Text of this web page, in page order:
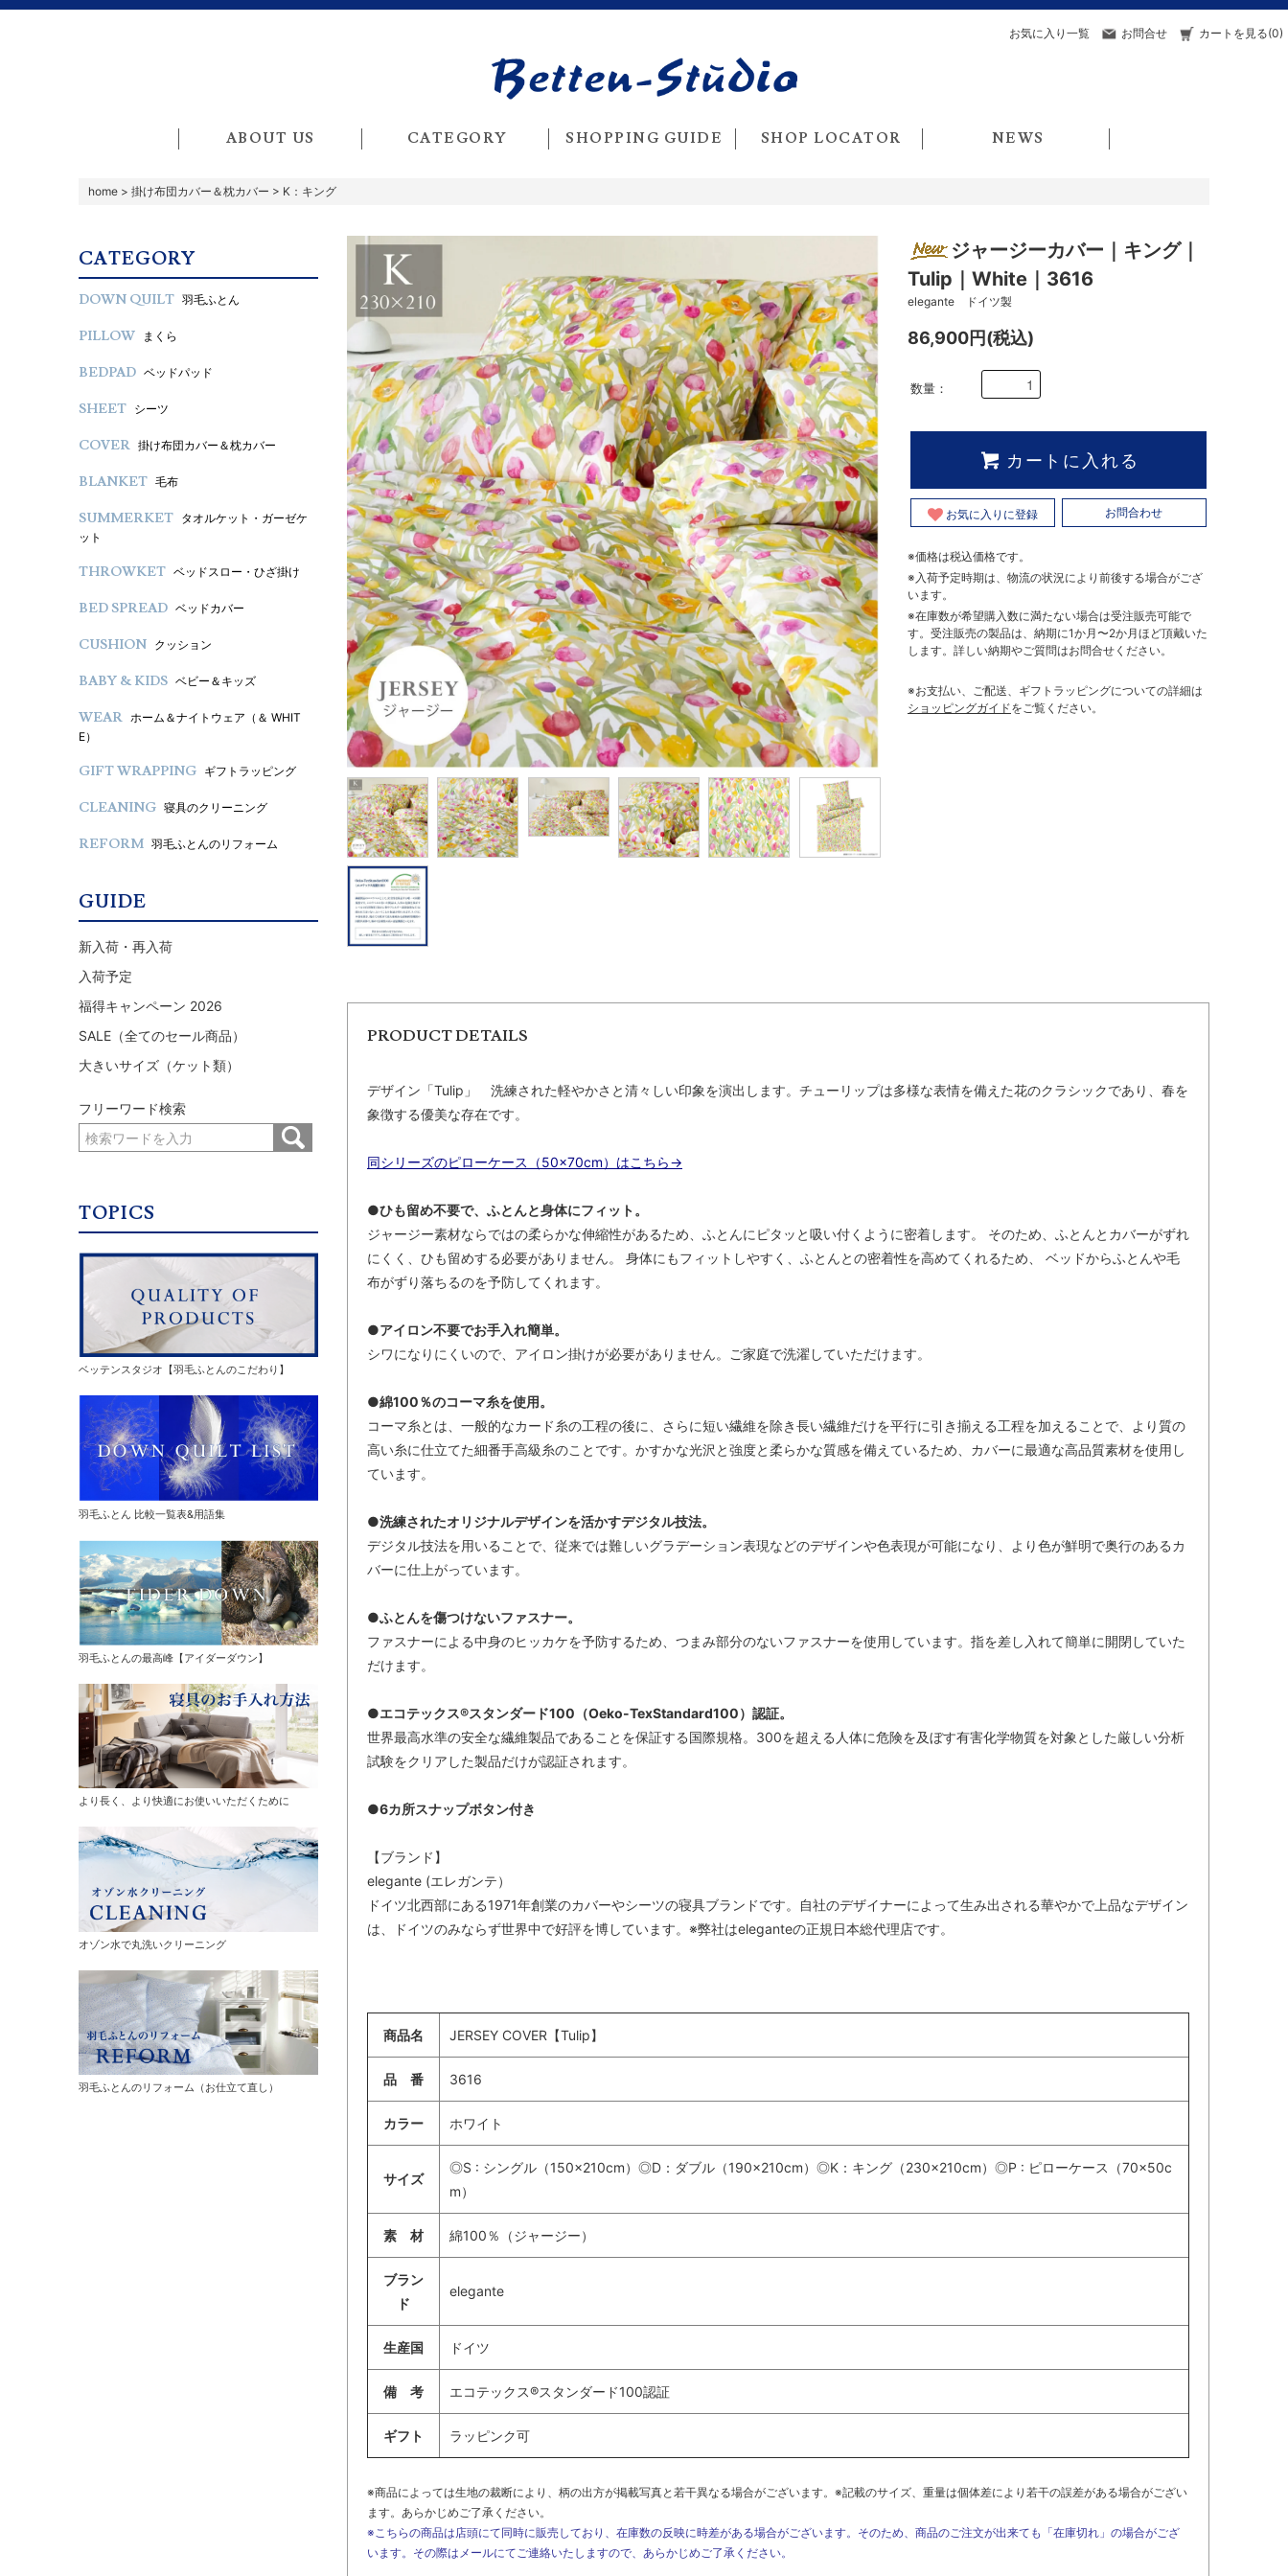
お気に入り一覧 お問合せ カートを見る(0)
ABOUT US CATEGORY SHOPPING GUIDE SHOP LOCATOR NEWS
home > 掛け布団カバー＆枕カバー > K：キング
ジャージーカバー｜キング｜
Tulip｜White｜3616
elegante ドイツ製
86,900円(税込)
数量：
カートに入れる
お気に入りに登録 お問合わせ
※価格は税込価格です。
※入荷予定時期は、物流の状況により前後する場合がござ
います。
※在庫数が希望購入数に満たない場合は受注販売可能で
す。受注販売の製品は、納期に1か月〜2か月ほど頂戴いた
します。詳しい納期やご質問はお問合せください。
※お支払い、ご配送、ギフトラッピングについての詳細は
ショッピングガイドをご覧ください。
PRODUCT DETAILS
デザイン「Tulip」 洗練された軽やかさと清々しい印象を演出します。チューリップは多様な表情を備えた花のクラシックであり、春を
象徴する優美な存在です。
同シリーズのピローケース（50×70cm）はこちら→
●ひも留め不要で、ふとんと身体にフィット。
ジャージー素材ならではの柔らかな伸縮性があるため、ふとんにピタッと吸い付くように密着します。 そのため、ふとんとカバーがずれ
にくく、ひも留めする必要がありません。 身体にもフィットしやすく、ふとんとの密着性を高めてくれるため、 ベッドからふとんや毛
布がずり落ちるのを予防してくれます。
●アイロン不要でお手入れ簡単。
シワになりにくいので、アイロン掛けが必要がありません。ご家庭で洗濯していただけます。
●綿100％のコーマ糸を使用。
コーマ糸とは、一般的なカード糸の工程の後に、さらに短い繊維を除き長い繊維だけを平行に引き揃える工程を加えることで、より質の
高い糸に仕立てた細番手高級糸のことです。かすかな光沢と強度と柔らかな質感を備えているため、カバーに最適な高品質素材を使用し
ています。
●洗練されたオリジナルデザインを活かすデジタル技法。
デジタル技法を用いることで、従来では難しいグラデーション表現などのデザインや色表現が可能になり、より色が鮮明で奥行のあるカ
バーに仕上がっています。
●ふとんを傷つけないファスナー。
ファスナーによる中身のヒッカケを予防するため、つまみ部分のないファスナーを使用しています。指を差し入れて簡単に開閉していた
だけます。
●エコテックス®スタンダード100（Oeko-TexStandard100）認証。
世界最高水準の安全な繊維製品であることを保証する国際規格。300を超える人体に危険を及ぼす有害化学物質を対象とした厳しい分析
試験をクリアした製品だけが認証されます。
●6カ所スナップボタン付き
【ブランド】
elegante (エレガンテ）
ドイツ北西部にある1971年創業のカバーやシーツの寝具ブランドです。自社のデザイナーによって生み出される華やかで上品なデザイン
は、ドイツのみならず世界中で好評を博しています。※弊社はeleganteの正規日本総代理店です。
商品名 JERSEY COVER【Tulip】
品 番 3616
カラー ホワイト
サイズ
◎S : シングル（150×210cm）◎D：ダブル（190×210cm）◎K：キング（230×210cm）◎P : ピローケース（70×50c
m）
素 材 綿100％（ジャージー）
ブラン
ド
elegante
生産国 ドイツ
備 考 エコテックス®スタンダード100認証
ギフト ラッピンク可
※商品によっては生地の裁断により、柄の出方が掲載写真と若干異なる場合がございます。※記載のサイズ、重量は個体差により若干の誤差がある場合がござい
ます。あらかじめご了承ください。
※こちらの商品は店頭にて同時に販売しており、在庫数の反映に時差がある場合がございます。そのため、商品のご注文が出来ても「在庫切れ」の場合がござ
います。その際はメールにてご連絡いたしますので、あらかじめご了承ください。
CATEGORY
DOWN QUILT 羽毛ふとん
PILLOW まくら
BEDPAD ベッドパッド
SHEET シーツ
COVER 掛け布団カバー＆枕カバー
BLANKET 毛布
SUMMERKET タオルケット・ガーゼケ
ット
THROWKET ベッドスロー・ひざ掛け
BED SPREAD ベッドカバー
CUSHION クッション
BABY & KIDS ベビー＆キッズ
WEAR ホーム＆ナイトウェア（＆ WHIT
E）
GIFT WRAPPING ギフトラッピング
CLEANING 寝具のクリーニング
REFORM 羽毛ふとんのリフォーム
GUIDE
新入荷・再入荷
入荷予定
福得キャンペーン 2026
SALE（全てのセール商品）
大きいサイズ（ケット類）
フリーワード検索
TOPICS
ベッテンスタジオ【羽毛ふとんのこだわり】
羽毛ふとん 比較一覧表&用語集
羽毛ふとんの最高峰【アイダーダウン】
より長く、より快適にお使いいただくために
オゾン水で丸洗いクリーニング
羽毛ふとんのリフォーム（お仕立て直し）